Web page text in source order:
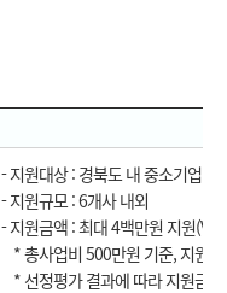
- 지원대상 : 경북도 내 중소기업
- 지원규모 : 6개사 내외
- 지원금액 : 최대 4백만원 지원
* 총사업비 500만원 기준, 지원
* 선정평가 결과에 따라 지원금